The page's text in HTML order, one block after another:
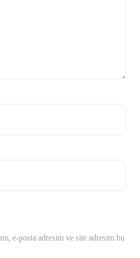
e-posta adresim ve site adresim bu